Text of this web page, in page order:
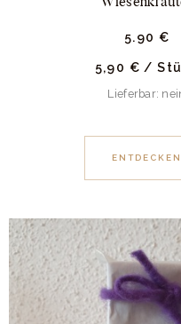
5.90 €
5,90 € /
Lieferbar:
ENTDECKEN